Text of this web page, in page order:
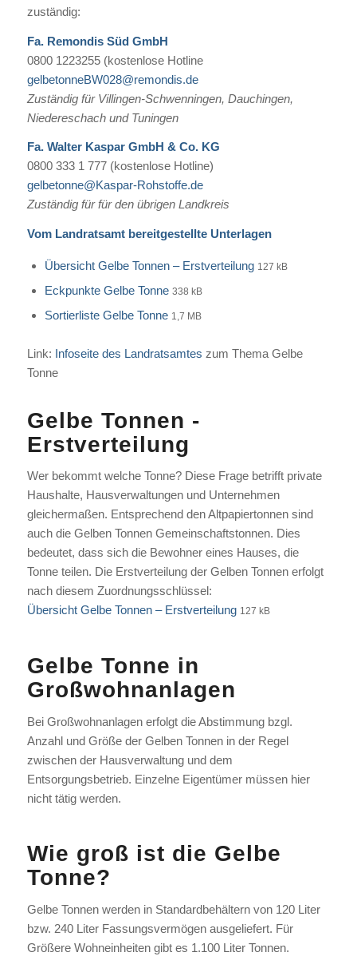
zuständig:
Fa. Remondis Süd GmbH
0800 1223255 (kostenlose Hotline
gelbetonneBW028@remondis.de
Zuständig für Villingen-Schwenningen, Dauchingen,
Niedereschach und Tuningen
Fa. Walter Kaspar GmbH & Co. KG
0800 333 1 777 (kostenlose Hotline)
gelbetonne@Kaspar-Rohstoffe.de
Zuständig für für den übrigen Landkreis
Vom Landratsamt bereitgestellte Unterlagen
Übersicht Gelbe Tonnen – Erstverteilung 127 kB
Eckpunkte Gelbe Tonne 338 kB
Sortierliste Gelbe Tonne 1,7 MB
Link: Infoseite des Landratsamtes zum Thema Gelbe
Tonne
Gelbe Tonnen ‐
Erstverteilung
Wer bekommt welche Tonne? Diese Frage betrifft private
Haushalte, Hausverwaltungen und Unternehmen
gleichermaßen. Entsprechend den Altpapiertonnen sind
auch die Gelben Tonnen Gemeinschaftstonnen. Dies
bedeutet, dass sich die Bewohner eines Hauses, die
Tonne teilen. Die Erstverteilung der Gelben Tonnen erfolgt
nach diesem Zuordnungsschlüssel:
Übersicht Gelbe Tonnen – Erstverteilung 127 kB
Gelbe Tonne in
Großwohnanlagen
Bei Großwohnanlagen erfolgt die Abstimmung bzgl.
Anzahl und Größe der Gelben Tonnen in der Regel
zwischen der Hausverwaltung und dem
Entsorgungsbetrieb. Einzelne Eigentümer müssen hier
nicht tätig werden.
Wie groß ist die Gelbe
Tonne?
Gelbe Tonnen werden in Standardbehältern von 120 Liter
bzw. 240 Liter Fassungsvermögen ausgeliefert. Für
Größere Wohneinheiten gibt es 1.100 Liter Tonnen.